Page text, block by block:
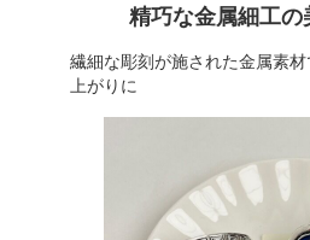
精巧な金属細工の
繊細な彫刻が施された金属素
上がりに